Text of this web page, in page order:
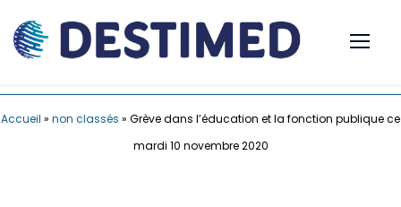
Accueil » non classés » Grève dans l’éducation et la fonction publique ce
mardi 10 novembre 2020